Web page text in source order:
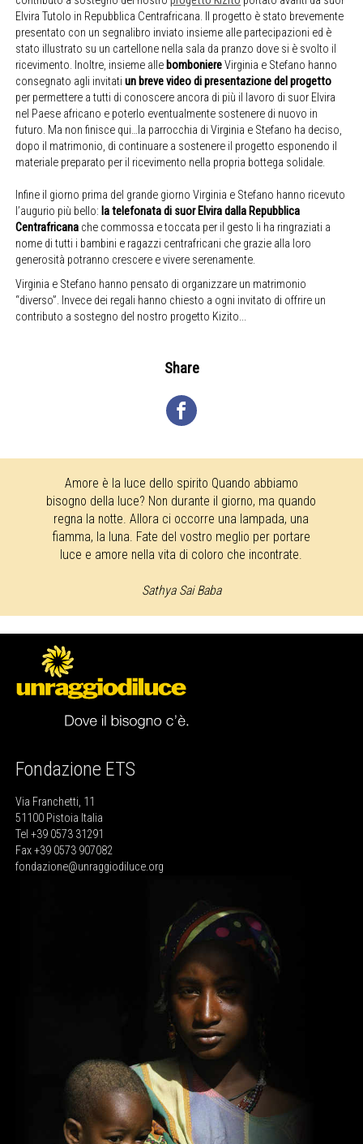
Elvira Tutolo in Repubblica Centrafricana. Il progetto è stato brevemente
presentato con un segnalibro inviato insieme alle partecipazioni ed è
stato illustrato su un cartellone nella sala da pranzo dove si è svolto il
ricevimento. Inoltre, insieme alle bomboniereVirginia e Stefano hanno
consegnato agli invitatiun breve video di presentazione del progetto
per permettere a tutti di conoscere ancora di più il lavoro di suor Elvira
nel Paese africano e poterlo eventualmente sostenere di nuovo in
futuro. Ma non finisce qui…la parrocchia di Virginia e Stefano ha deciso,
dopo il matrimonio, di continuare a sostenere il progetto esponendo il
materiale preparato per il ricevimento nella propria bottega solidale.
Infine il giorno prima del grande giorno Virginia e Stefano hanno ricevuto
l’augurio più bello: la telefonata di suor Elvira dalla Repubblica
Centrafricana che commossa e toccata per il gesto li ha ringraziati a
nome di tutti i bambini e ragazzi centrafricani che grazie alla loro
generosità potranno crescere e vivere serenamente.
Virginia e Stefano hanno pensato di organizzare un matrimonio
“diverso”. Invece dei regali hanno chiesto a ogni invitato di offrire un
contributo a sostegno del nostro progetto Kizito...
Share
Amore è la luce dello spirito Quando abbiamo
bisogno della luce? Non durante il giorno, ma quando
regna la notte. Allora ci occorre una lampada, una
fiamma, la luna. Fate del vostro meglio per portare
luce e amore nella vita di coloro che incontrate.
Sathya Sai Baba
Fondazione ETS
Via Franchetti, 11
51100 Pistoia Italia
Tel +39 0573 31291
Fax +39 0573 907082
fondazione@unraggiodiluce.org